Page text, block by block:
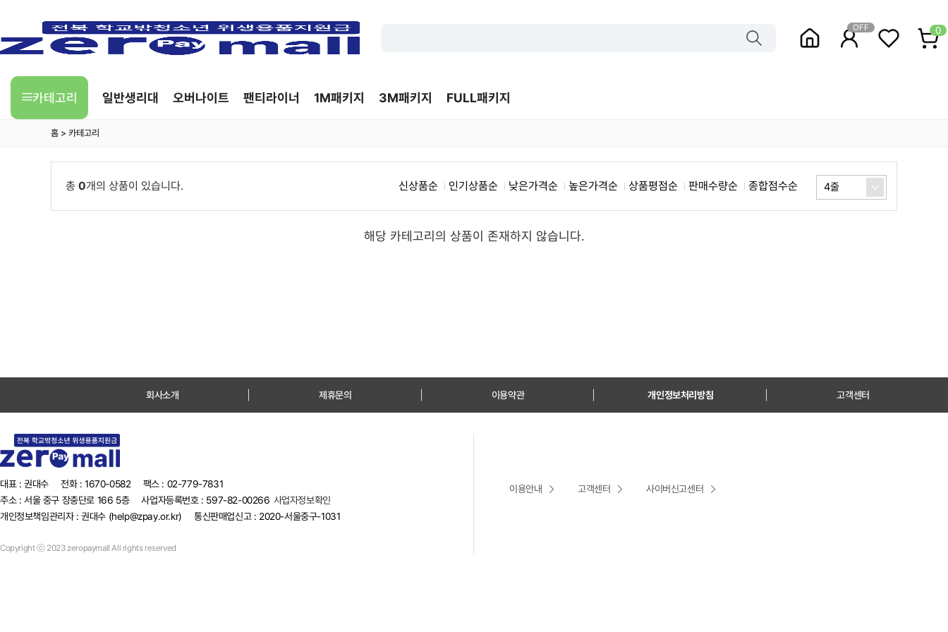
OFF 0
카테고리 일반생리대 오버나이트 팬티라이너 1M패키지 3M패키지 FULL패키지
홈 > 카테고리
총 0개의 상품이 있습니다. 4줄
신상품순 인기상품순 낮은가격순 높은가격순 상품평점순 판매수량순 종합점수순
해당 카테고리의 상품이 존재하지 않습니다.
회사소개 제휴문의 이용약관 개인정보처리방침 고객센터
대표 : 권대수 전화 : 1670-0582
팩스 : 02-779-7831
주소 : 서울 중구 장충단로 166 5층
사업자등록번호 : 597-82-00266 사업자정보확인
개인정보책임관리자 : 권대수 (help@zpay.or.kr)
통신판매업신고 : 2020-서울중구-1031
Copyright ⓒ 2023 zeropaymall All rights reserved
이용안내 고객센터 사이버신고센터